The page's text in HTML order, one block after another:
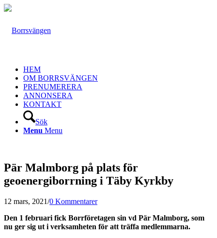
HEM
OM BORRSVÄNGEN
PRENUMERERA
ANNONSERA
KONTAKT
Sök
Menu Menu
Pär Malmborg på plats för
geoenergiborrning i Täby Kyrkby
12 mars, 2021/0 Kommentarer
Den 1 februari fick Borrföretagen sin vd Pär Malmborg, som
nu ger sig ut i verksamheten för att träffa medlemmarna.